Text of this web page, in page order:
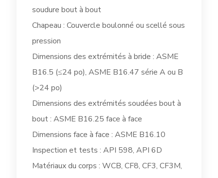
soudure bout à bout
Chapeau : Couvercle boulonné ou scellé sous
pression
Dimensions des extrémités à bride : ASME
B16.5 (≤24 po), ASME B16.47 série A ou B
(>24 po)
Dimensions des extrémités soudées bout à
bout : ASME B16.25 face à face
Dimensions face à face : ASME B16.10
Inspection et tests : API 598, API 6D
Matériaux du corps : WCB, CF8, CF3, CF3M,